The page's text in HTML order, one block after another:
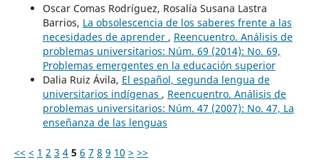
Oscar Comas Rodríguez, Rosalía Susana Lastra
Barrios, La obsolescencia de los saberes frente a las
necesidades de aprender , Reencuentro. Análisis de
problemas universitarios: Núm. 69 (2014): No. 69,
Problemas emergentes en la educación superior
Dalia Ruiz Ávila, El español, segunda lengua de
universitarios indígenas , Reencuentro. Análisis de
problemas universitarios: Núm. 47 (2007): No. 47, La
enseñanza de las lenguas
<< < 1 2 3 4 5 6 7 8 9 10 > >>